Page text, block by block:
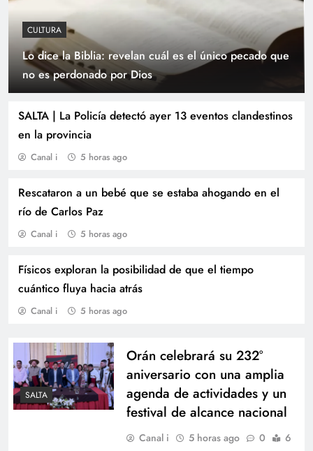
CULTURA
Lo dice la Biblia: revelan cuál es el único pecado que
no es perdonado por Dios
SALTA | La Policía detectó ayer 13 eventos clandestinos
en la provincia
Canal i 5 horas ago
Rescataron a un bebé que se estaba ahogando en el
río de Carlos Paz
Canal i 5 horas ago
Físicos exploran la posibilidad de que el tiempo
cuántico fluya hacia atrás
Canal i 5 horas ago
Sáenz supervisó el avance de las obras en los
puentes sobre el río Vaqueros y la
Circunvalación Oeste
Polémica por los dichos de un abogado
cercano a Luis Caputo que propuso esterilizar y
SALTA
Orán celebrará su 232°
aniversario con una amplia
agenda de actividades y un
festival de alcance nacional
Canal i 5 horas ago 0
6